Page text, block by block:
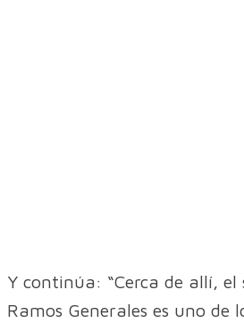
Y continúa: “Cerca de allí,
Ramos Generales es uno de